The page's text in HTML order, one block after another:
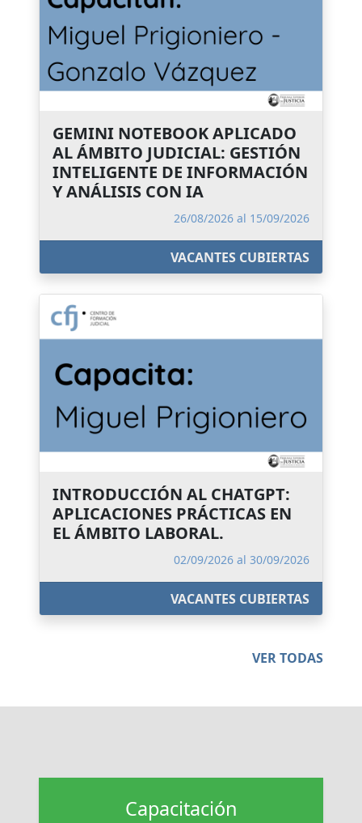
GEMINI NOTEBOOK APLICADO
AL ÁMBITO JUDICIAL: GESTIÓN
INTELIGENTE DE INFORMACIÓN
Y ANÁLISIS CON IA
26/08/2026 al 15/09/2026
VACANTES CUBIERTAS
INTRODUCCIÓN AL CHATGPT:
APLICACIONES PRÁCTICAS EN
EL ÁMBITO LABORAL.
02/09/2026 al 30/09/2026
VACANTES CUBIERTAS
VER TODAS
Capacitación